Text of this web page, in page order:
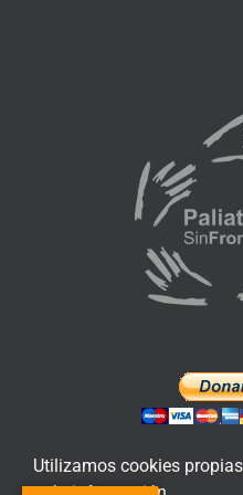
Utilizamos cookies